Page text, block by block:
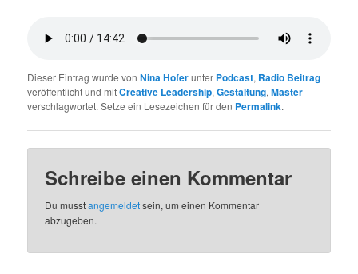
Dieser Eintrag wurde vonNina Hoferunter Podcast, Radio Beitrag
veröffentlicht und mitCreative Leadership,Gestaltung,Master
verschlagwortet. Setze ein Lesezeichen für den Permalink.
Schreibe einen Kommentar
Du musstangemeldetsein, um einen Kommentar
abzugeben.